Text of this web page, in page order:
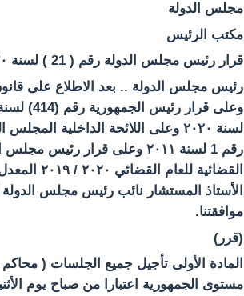
مجلس الدولة
مكتب الرئيس
قرار رئيس مجلس الدولة رقم ( 21 ) لسنة ۲۰۲۰
موافقتنا.
(قرر)